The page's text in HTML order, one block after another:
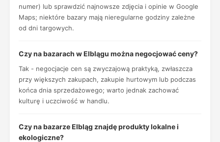
numer) lub sprawdzić najnowsze zdjęcia i opinie w Google
Maps; niektóre bazary mają nieregularne godziny zależne
od dni targowych.
Czy na bazarach w Elblągu można negocjować ceny?
Tak - negocjacje cen są zwyczajową praktyką, zwłaszcza
przy większych zakupach, zakupie hurtowym lub podczas
końca dnia sprzedażowego; warto jednak zachować
kulturę i uczciwość w handlu.
Czy na bazarze Elbląg znajdę produkty lokalne i
ekologiczne?